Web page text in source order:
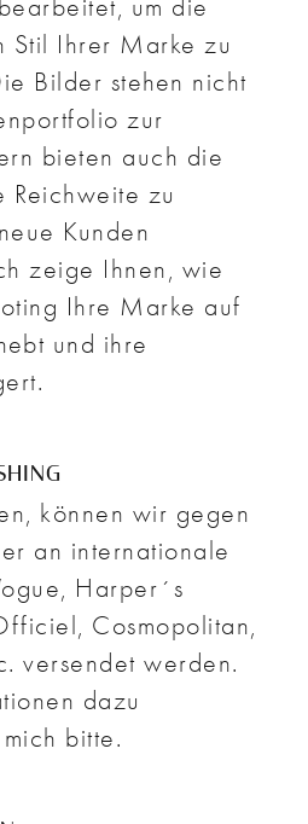
um die
Stil Ihrer Marke zu
Bilder stehen nicht
zur
bieten auch die
zu
Kunden
zeige Ihnen, wie
Ihre Marke auf
und ihre
können wir gegen
an internationale
Harper´s
Cosmopolitan,
versendet werden.
dazu
bitte.